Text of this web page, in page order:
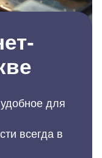
для
всегда в